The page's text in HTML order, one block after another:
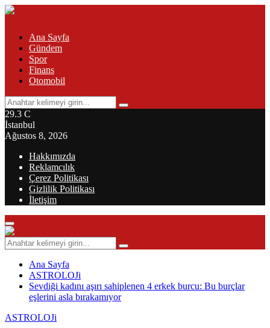
Ana Sayfa
Gündem
Spor
Finans
Otomobil
Search
for:
Search
29.3 C
İstanbul
Ağustos 8, 2026
Hakkımızda
Reklamcılık
Çerez Politikası
Gizlilik Politikası
İletişim
Primary
Menu
Search
for:
Search
Ana Sayfa
ASTROLOJi
Sevdiği kadını aşırı sahiplenen 4 erkek burcu: Bu burçlar
eşlerini asla bırakamıyor
ASTROLOJi